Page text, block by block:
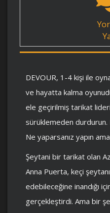
DEVOUR, 1-4 kişi ile
ve hayatta kalma
ele geçirilmiş tarikat
sürüklemeden durdurun.
Ne yaparsanız yapın
Şeytani bir tarikat olan
Anna Puerta, keçi
edebileceğine inandığı
gerçekleştirdi. Ama bir